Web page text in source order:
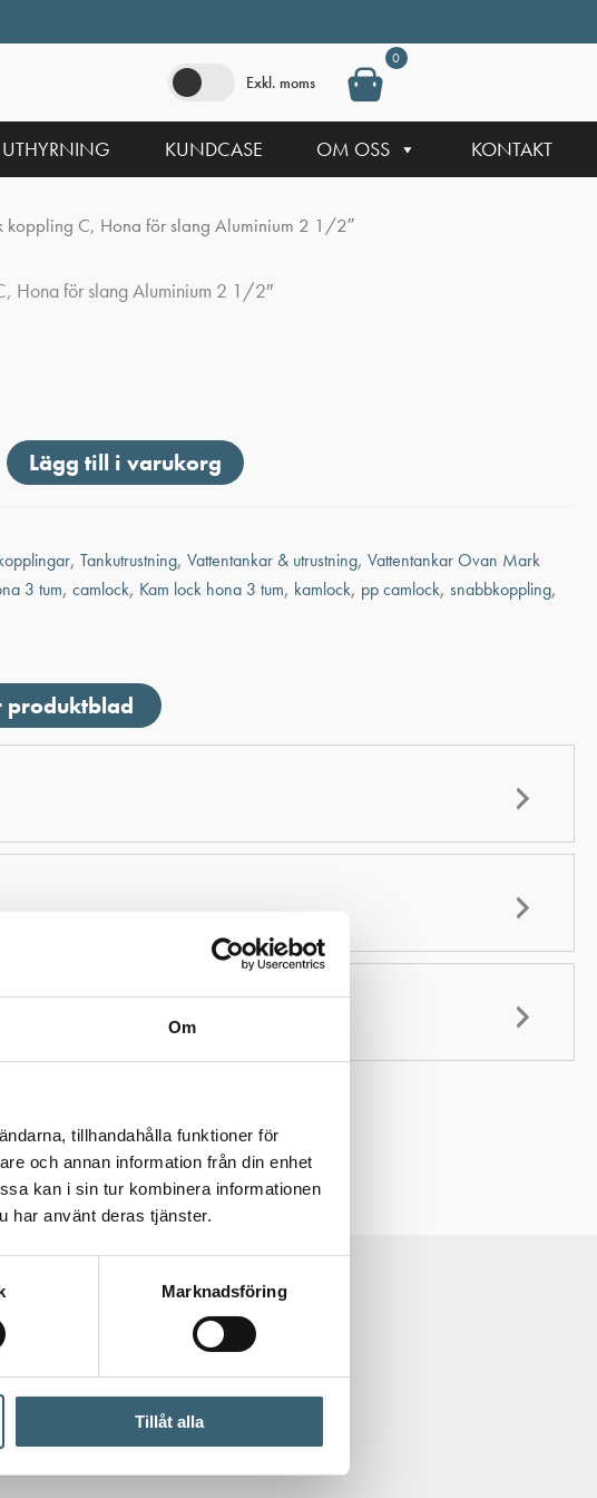
Om
tillhandahålla funktioner för
och annan information från din enhet
kan i sin tur kombinera informationen
har använt deras tjänster.
Marknadsföring
Tillåt alla
Exkl. moms
0
UTHYRNING KUNDCASE OM OSS KONTAKT
koppling C, Hona för slang Aluminium 2 1/2″
Hona för slang Aluminium 2 1/2″
Lägg till i varukorg
, Tankutrustning, Vattentankar & utrustning, Vattentankar Ovan Mark
3 tum, camlock, Kam lock hona 3 tum, kamlock, pp camlock, snabbkoppling,
produktblad